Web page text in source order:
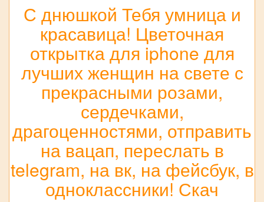
С днюшкой Тебя умница и
красавица! Цветочная
открытка для iphone для
лучших женщин на свете с
прекрасными розами,
сердечками,
драгоценностями, отправить
на вацап, переслать в
telegram, на вк, на фейсбук, в
одноклассники! Скач